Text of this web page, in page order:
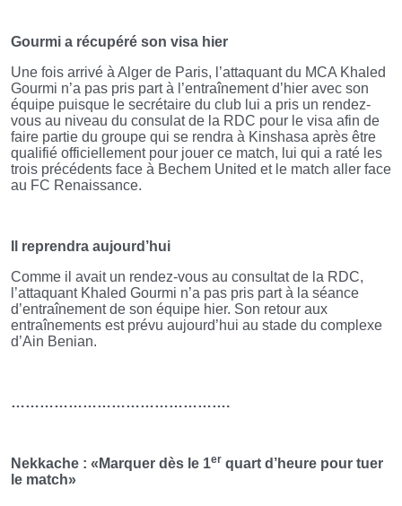
Gourmi a récupéré son visa hier
Une fois arrivé à Alger de Paris, l’attaquant du MCA Khaled
Gourmi n’a pas pris part à l’entraînement d’hier avec son
équipe puisque le secrétaire du club lui a pris un rendez-
vous au niveau du consulat de la RDC pour le visa afin de
faire partie du groupe qui se rendra à Kinshasa après être
qualifié officiellement pour jouer ce match, lui qui a raté les
trois précédents face à Bechem United et le match aller face
au FC Renaissance.
Il reprendra aujourd’hui
Comme il avait un rendez-vous au consultat de la RDC,
l’attaquant Khaled Gourmi n’a pas pris part à la séance
d’entraînement de son équipe hier. Son retour aux
entraînements est prévu aujourd’hui au stade du complexe
d’Ain Benian.
……………………………………….
Nekkache : «Marquer dès le 1er quart d’heure pour tuer
le match»